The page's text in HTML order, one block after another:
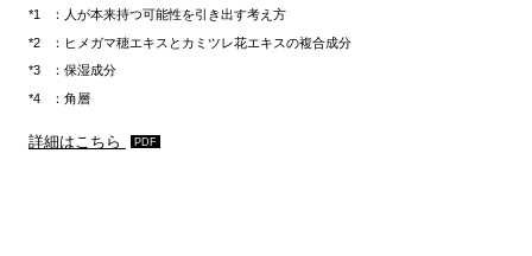
：人が本来持つ可能性を引き出す考え方
：ヒメガマ穂エキスとカミツレ花エキスの複合成分
：保湿成分
：角層
詳細はこちら